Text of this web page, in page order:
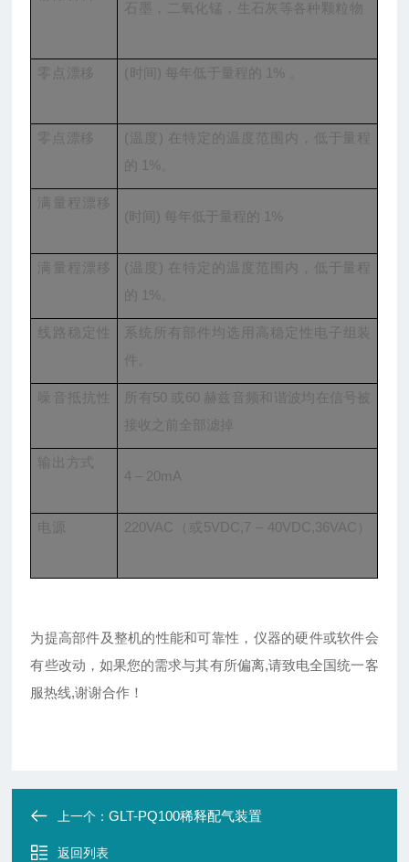
石墨，二氧化锰，生石灰等各种颗粒物
零点漂移 (时间) 每年低于量程的 1% 。
零点漂移
(温度) 在特定的温度范围内，低于量程
的 1%。
满量程漂移
(时间) 每年低于量程的 1%
满量程漂移
(温度) 在特定的温度范围内，低于量程
的 1%。
线路稳定性
系统所有部件均选用高稳定性电子组装
件。
噪音抵抗性
所有50 或60 赫兹音频和谐波均在信号被
接收之前全部滤掉
输出方式
4 – 20mA
电源 220VAC（或5VDC,7 – 40VDC,36VAC）
为提高部件及整机的性能和可靠性，仪器的硬件或软件会
有些改动，如果您的需求与其有所偏离,请致电全国统一客
服热线,谢谢合作！
上一个：GLT-PQ100稀释配气装置
返回列表